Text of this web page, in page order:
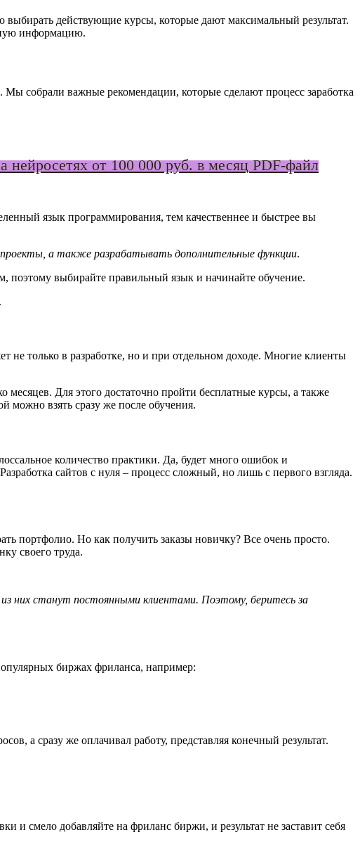
действующие курсы, которые дают максимальный результат.
информацию.
Мы собрали важные рекомендации, которые сделают процесс заработка
от 100 000 руб. в месяц PDF-файл
язык программирования, тем качественнее и быстрее вы
проекты, а также разрабатывать дополнительные функции.
поэтому выбирайте правильный язык и начинайте обучение.
не только в разработке, но и при отдельном доходе. Многие клиенты
Для этого достаточно пройти бесплатные курсы, а также
можно взять сразу же после обучения.
количество практики. Да, будет много ошибок и
сайтов с нуля – процесс сложный, но лишь с первого взгляда.
портфолио. Но как получить заказы новичку? Все очень просто.
своего труда.
них станут постоянными клиентами. Поэтому, беритесь за
биржах фриланса, например:
а сразу же оплачивал работу, представляя конечный результат.
и смело добавляйте на фриланс биржи, и результат не заставит себя